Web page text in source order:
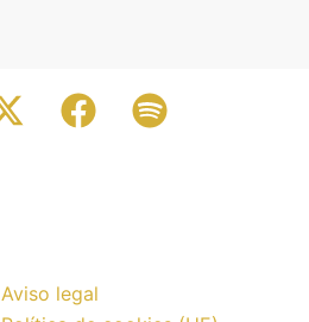
Aviso legal